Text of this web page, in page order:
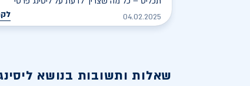
04.02.2025
שאלות ותשובות בנושא